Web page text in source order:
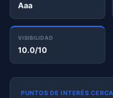
Aaa
VISIBILIDAD
10.0/10
PUNTOS DE INTERÉS